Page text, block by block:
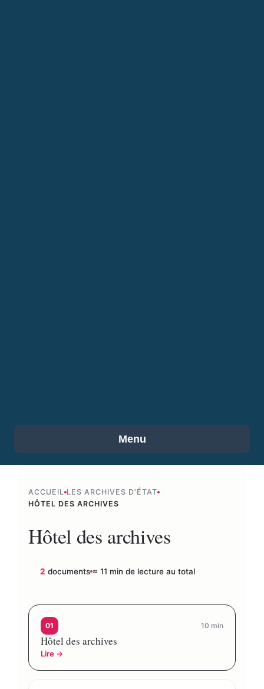
Menu
ACCUEIL LES ARCHIVES D'ÉTAT
HÔTEL DES ARCHIVES
Hôtel des archives
2 documents ≈ 11 min de lecture au total
01 10 min
Hôtel des archives
Lire →